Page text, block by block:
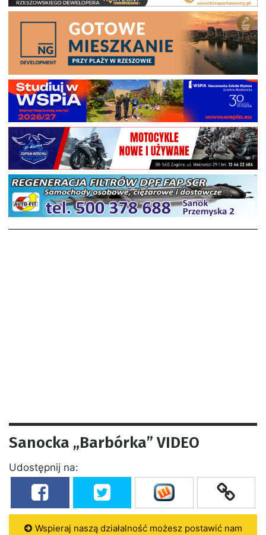
Sanocka „Barbórka” VIDEO
Udostępnij na:
Wspieraj naszą działalność możesz postawić nam